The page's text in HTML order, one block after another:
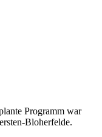
Programm war
Bloherfelde.